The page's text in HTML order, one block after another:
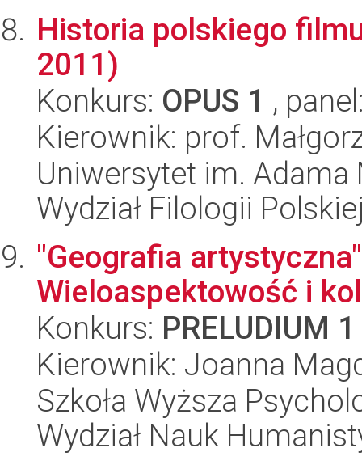
Historia polskiego
2011)
Konkurs: OPUS 1 ,
Kierownik: prof.
Uniwersytet im.
Wydział Filologii
"Geografia
Wieloaspektowość i
Konkurs: PRELUDIUM 1
Kierownik: Joanna
Szkoła Wyższa
Wydział Nauk